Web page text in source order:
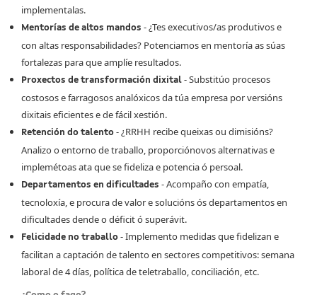
implementalas.
Mentorías de altos mandos - ¿Tes executivos/as produtivos e
con altas responsabilidades? Potenciamos en mentoría as súas
fortalezas para que amplíe resultados.
Proxectos de transformación dixital - Substitúo procesos
costosos e farragosos analóxicos da túa empresa por versións
dixitais eficientes e de fácil xestión.
Retención do talento - ¿RRHH recibe queixas ou dimisións?
Analizo o entorno de traballo, proporciónovos alternativas e
implemétoas ata que se fideliza e potencia ó persoal.
Departamentos en dificultades - Acompaño con empatía,
tecnoloxía, e procura de valor e solucións ós departamentos en
dificultades dende o déficit ó superávit.
Felicidade no traballo - Implemento medidas que fidelizan e
facilitan a captación de talento en sectores competitivos: semana
laboral de 4 días, política de teletraballo, conciliación, etc.